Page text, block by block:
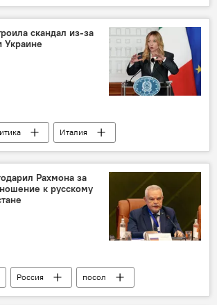
скандал из-за
Украине
Италия
скандал
Рахмона за
к русскому
Россия
посол
Эмомали Рахмон